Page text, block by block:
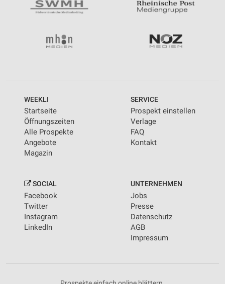
WEEKLI
Startseite
Öffnungszeiten
Alle Prospekte
Angebote
Magazin
SERVICE
Prospekt einstellen
Verlage
FAQ
Kontakt
SOCIAL
Facebook
Twitter
Instagram
LinkedIn
UNTERNEHMEN
Jobs
Presse
Datenschutz
AGB
Impressum